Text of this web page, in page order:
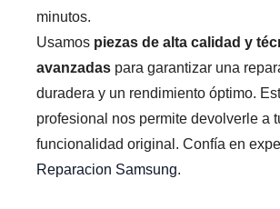
minutos.
Usamos piezas de alta calidad y
avanzadas para garantizar una
duradera y un rendimiento óptimo.
profesional nos permite devolverle a
funcionalidad original. Confía en
Reparacion Samsung.